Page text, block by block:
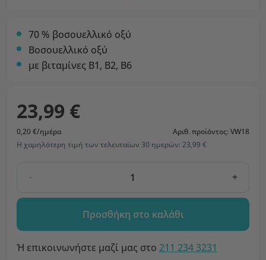
70 % βοσουελλικό οξύ
Βοσουελλικό οξύ
με βιταμίνες Β1, Β2, Β6
23,99 €
0,20 €/ημέρα
Αριθ. προϊόντος: VW18
Η χαμηλότερη τιμή των τελευταίων 30 ημερών: 23,99 €
- +
Προσθήκη στο καλάθι
Ή επικοινωνήστε μαζί μας στο 211 234 3231